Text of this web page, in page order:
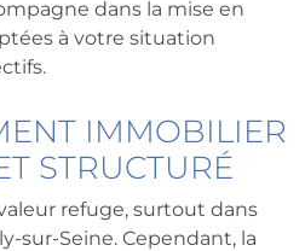
dans la mise en
à votre situation
IMMOBILIER
STRUCTURÉ
refuge, surtout dans
sur-Seine. Cependant, la